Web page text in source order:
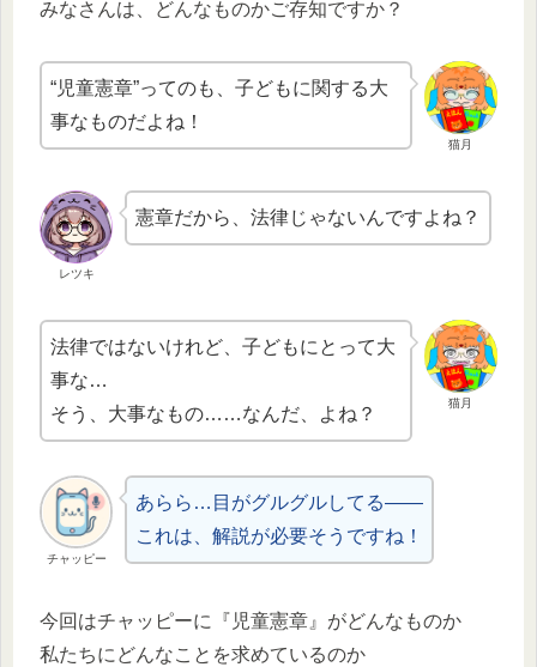
みなさんは、どんなものかご存知ですか？
猫月
“児童憲章”ってのも、子どもに関する大
事なものだよね！
レツキ
憲章だから、法律じゃないんですよね？
猫月
法律ではないけれど、子どもにとって大
事な…
そう、大事なもの……なんだ、よね？
チャッピー
あらら…目がグルグルしてる――
これは、解説が必要そうですね！
今回はチャッピーに『児童憲章』がどんなものか
私たちにどんなことを求めているのか